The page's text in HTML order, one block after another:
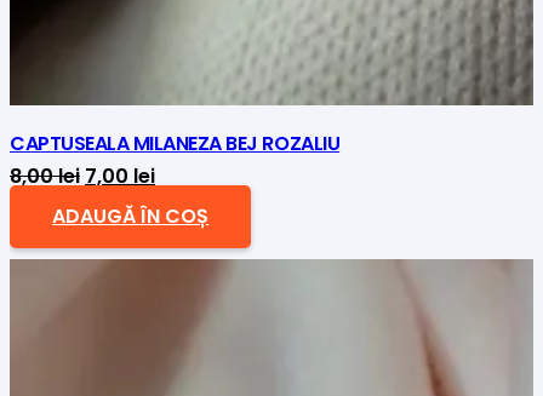
CAPTUSEALA MILANEZA BEJ ROZALIU
8,00lei Prețul
inițial
a
7,00 leiPrețul
curent
este:
ADAUGĂ ÎN COȘ